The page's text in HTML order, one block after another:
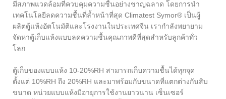
มีสภาพแวดล้อมที่ควบคุมความชื้นอย่างชาญฉลาด โดยการนำ
เทคโนโลยีลดความชื้นที่ล้ำหน้าที่สุด Climatest Symor® เป็นผู้
ผลิตตู้แห้งอัตโนมัติและโรงงานในประเทศจีน เรากำลังพยายาม
จัดหาตู้เก็บแห้งแบบลดความชื้นคุณภาพดีที่สุดสำหรับลูกค้าทั่ว
โลก
ตู้เก็บของแบบแห้ง 10-20%RH สามารถเก็บความชื้นได้ทุกจุด
ตั้งแต่ 10%RH ถึง 20%RH และมาพร้อมกับขนาดที่แตกต่างกันสิบ
ขนาด หน่วยแบบแห้งมีอายุการใช้งานยาวนาน เซ็นเซอร์